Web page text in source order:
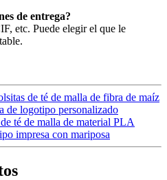
de entrega?
etc. Puede elegir el que le
de té de malla de fibra de maíz
de logotipo personalizado
té de malla de material PLA
impresa con mariposa